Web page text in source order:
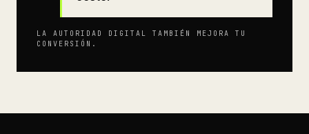
LA AUTORIDAD DIGITAL TAMBIÉN MEJORA TU
CONVERSIÓN.